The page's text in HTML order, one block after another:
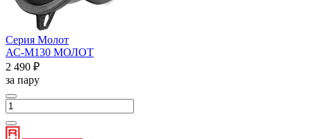
Серия Молот
АС-М130 МОЛОТ
2 490 ₽
за пару